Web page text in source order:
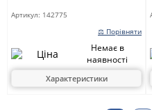
Артикул: 142775
⚖ Порівняти
Немає в
наявності
Характеристики